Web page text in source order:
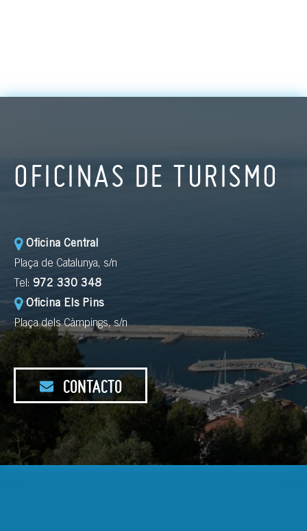
OFICINAS DE TURISMO
Oficina Central
Plaça de Catalunya, s/n
Tel: 972 330 348
Oficina Els Pins
Plaça dels Càmpings, s/n
CONTACTO